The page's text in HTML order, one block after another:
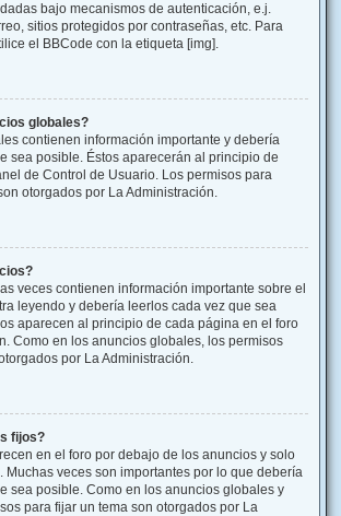
bajo mecanismos de autenticación, e.j.
sitios protegidos por contraseñas, etc. Para
el BBCode con la etiqueta [img].
globales?
contienen información importante y debería
sea posible. Éstos aparecerán al principio de
de Control de Usuario. Los permisos para
otorgados por La Administración.
veces contienen información importante sobre el
leyendo y debería leerlos cada vez que sea
aparecen al principio de cada página en el foro
Como en los anuncios globales, los permisos
por La Administración.
fijos?
en el foro por debajo de los anuncios y solo
Muchas veces son importantes por lo que debería
sea posible. Como en los anuncios globales y
para fijar un tema son otorgados por La